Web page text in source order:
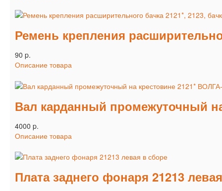
Ремень крепления
90 p.
Описание товара
Вал карданный промежуточный
4000 p.
Описание товара
Плата заднего фонаря 21213